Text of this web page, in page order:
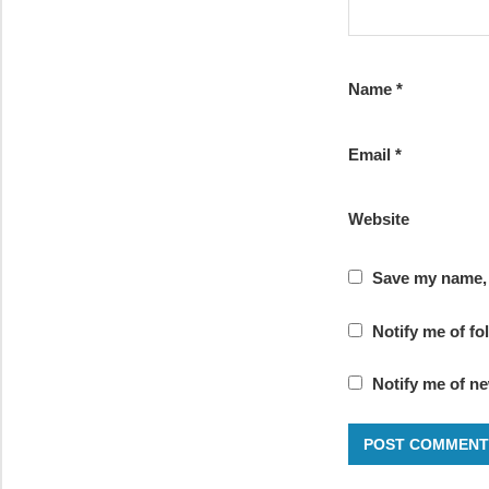
Name*
Email*
Website
Save my
Notify me of
Notify me of